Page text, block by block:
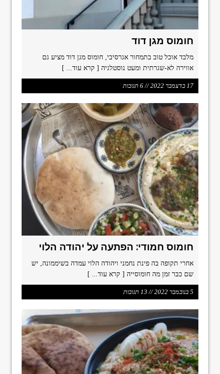
חומוס מגן דוד
מלבד אוכל טוב בתמחור אגרסיבי, חומוס מגן דוד מציע גם
אווירה לא-שגרתית ומעט נוסטלגיה [ קרא עוד... ]
17 בדצמבר 2022 // 6 תגובות
חומוס חמודי: הפתעה על יהודה הלוי
אחרי תקופה בה פינת נחמני ויהודה הלוי עמדה בשיממונה, יש
שם כבר זמן מה חומוסייה [ קרא עוד... ]
5 בנובמבר 2022 // 13 תגובות